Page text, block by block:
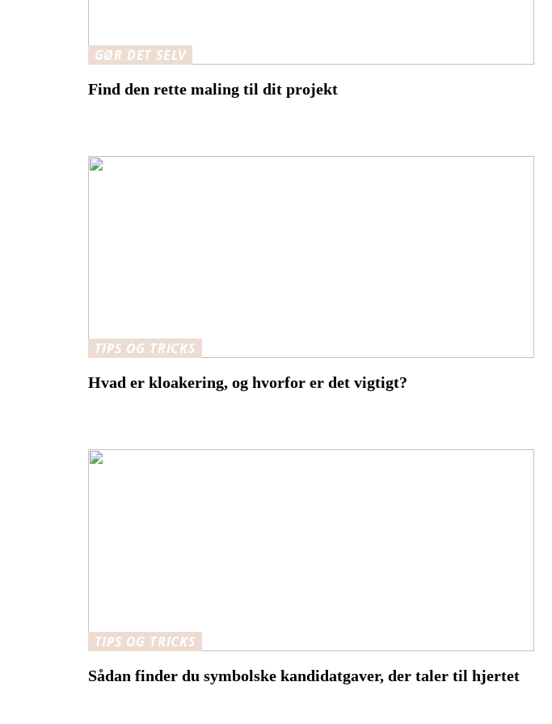
GØR DET SELV
Find den rette maling til dit projekt
TIPS OG TRICKS
Hvad er kloakering, og hvorfor er det vigtigt?
TIPS OG TRICKS
Sådan finder du symbolske kandidatgaver, der taler til hjertet